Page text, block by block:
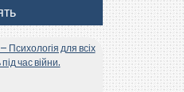
Психологія для всіх
час війни.